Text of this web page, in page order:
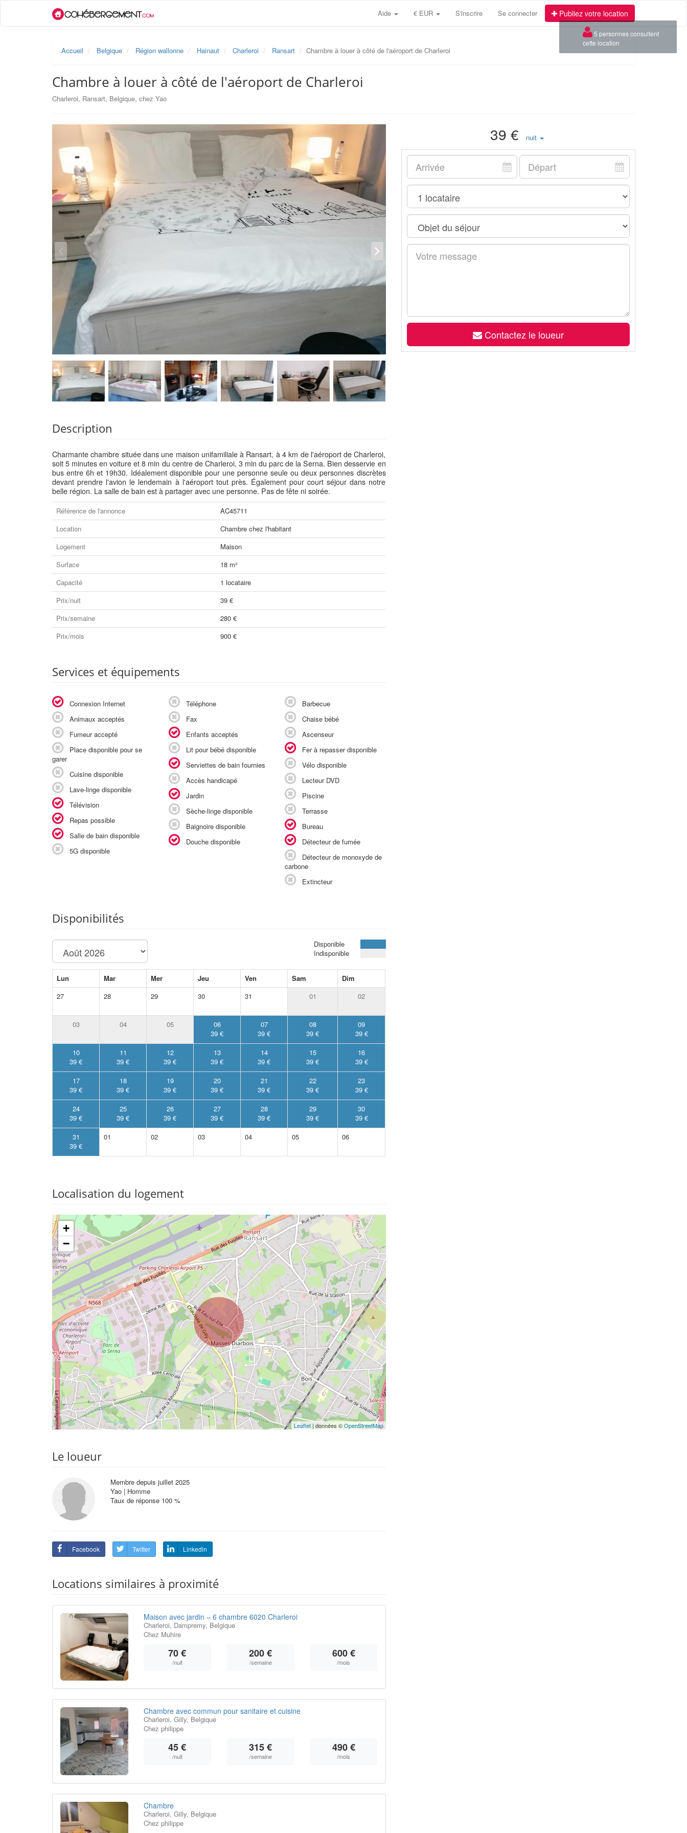
Aide € EUR S'inscrire Se connecter Publiez votre location
Accueil Belgique Région wallonne Hainaut Charleroi Ransart Chambre à louer à côté de l'aéroport de Charleroi
Chambre à louer à côté de l'aéroport de Charleroi
Charleroi, Ransart, Belgique, chez Yao
39 € nuit
Contactez le loueur
Description
Charmante chambre située dans une maison unifamiliale à Ransart, à 4 km de l'aéroport de Charleroi,
soit 5 minutes en voiture et 8 min du centre de Charleroi, 3 min du parc de la Serna. Bien desservie en
bus entre 6h et 19h30. Idéalement disponible pour une personne seule ou deux personnes discrètes
devant prendre l'avion le lendemain à l'aéroport tout près. Également pour court séjour dans notre
belle région. La salle de bain est à partager avec une personne. Pas de fête ni soirée.
Référence de l'annonce
AC45711
Location
Chambre chez l'habitant
Logement
Maison
Surface
18 m²
Capacité
1 locataire
Prix/nuit
39 €
Prix/semaine
280 €
Prix/mois
900 €
Services et équipements
Connexion Internet
Animaux acceptés
Fumeur accepté
Place disponible pour se
garer
Cuisine disponible
Lave-linge disponible
Télévision
Repas possible
Salle de bain disponible
5G disponible
Téléphone
Fax
Enfants acceptés
Lit pour bébé disponible
Serviettes de bain fournies
Accès handicapé
Jardin
Sèche-linge disponible
Baignoire disponible
Douche disponible
Barbecue
Chaise bébé
Ascenseur
Fer à repasser disponible
Vélo disponible
Lecteur DVD
Piscine
Terrasse
Bureau
Détecteur de fumée
Détecteur de monoxyde de
carbone
Extincteur
Disponibilités
Disponible
Indisponible
Lun Mar Mer Jeu Ven Sam
Dim
27
28 29 30 31 01 02
03 04 05
06
39 €
07
39 €
08
39 €
09
39 €
10
39 €
11
39 €
12
39 €
13
39 €
14
39 €
15
39 €
16
39 €
17
39 €
18
39 €
19
39 €
20
39 €
21
39 €
22
39 €
23
39 €
24
39 €
25
39 €
26
39 €
27
39 €
28
39 €
29
39 €
30
39 €
31
39 €
01 02 03 04 05 06
Localisation du logement
+
−
Leaflet| données ©OpenStreetMap
Le loueur
Membre depuis juillet 2025
Yao | Homme
Taux de réponse 100 %
Facebook Twitter Linkedin
Locations similaires à proximité
Maison avec jardin – 6 chambre 6020 Charleroi
Charleroi, Dampremy, Belgique
Chez Muhire
70 €
/nuit
200 €
/semaine
600 €
/mois
Chambre avec commun pour sanitaire et cuisine
Charleroi, Gilly, Belgique
Chez philippe
45 €
/nuit
315 €
/semaine
490 €
/mois
Chambre
Charleroi, Gilly, Belgique
Chez philippe
×
5 personnes consultent
cette location